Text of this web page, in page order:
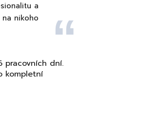
a
nikoho
pracovních dní.
kompletní